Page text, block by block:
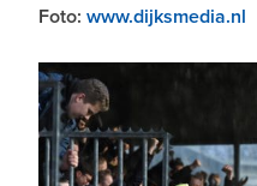
Foto: www.dijksmedia.nl